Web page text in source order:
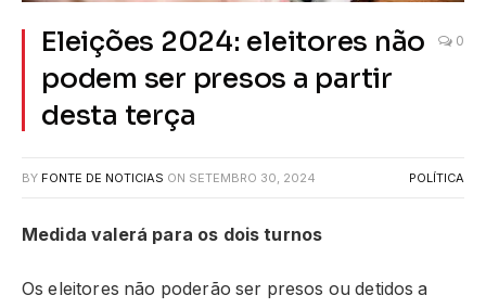
Eleições 2024: eleitores não
podem ser presos a partir
desta terça
0
BY FONTE DE NOTICIAS ON SETEMBRO 30, 2024 POLÍTICA
Medida valerá para os dois turnos
Os eleitores não poderão ser presos ou detidos a